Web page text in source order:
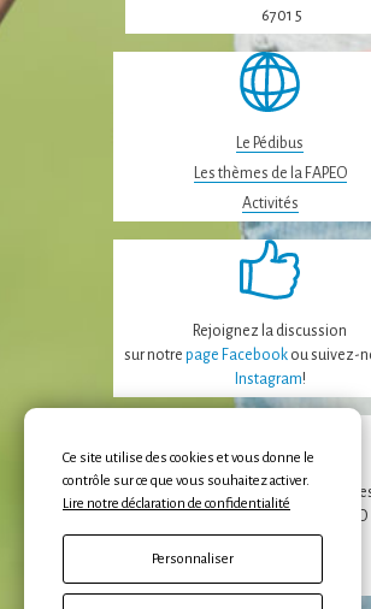
6701 5
Le Pédibus
Les thèmes de la FAPEO
Activités
Rejoignez la discussion
sur notre page Facebookou suivez-
Instagram!
Recevez les dernières
de la FAPEO et des APE/APECO
Inscription
Ce site utilise des cookies et vous donne le
contrôle sur ce que vous souhaitez activer.
Lire notre déclaration de confidentialité
Personnaliser
Si vous
lorsque
site, vous
du
des